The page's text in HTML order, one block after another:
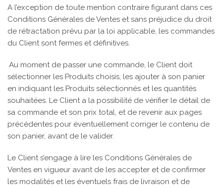
A l’exception de toute mention contraire figurant dans ces
Conditions Générales de Ventes et sans préjudice du droit
de rétractation prévu par la loi applicable, les commandes
du Client sont fermes et définitives.
Au moment de passer une commande, le Client doit
sélectionner les Produits choisis, les ajouter à son panier
en indiquant les Produits sélectionnés et les quantités
souhaitées. Le Client a la possibilité de vérifier le détail de
sa commande et son prix total, et de revenir aux pages
précédentes pour éventuellement corriger le contenu de
son panier, avant de le valider.
Le Client s’engage à lire les Conditions Générales de
Ventes en vigueur avant de les accepter et de confirmer
les modalités et les éventuels frais de livraison et de